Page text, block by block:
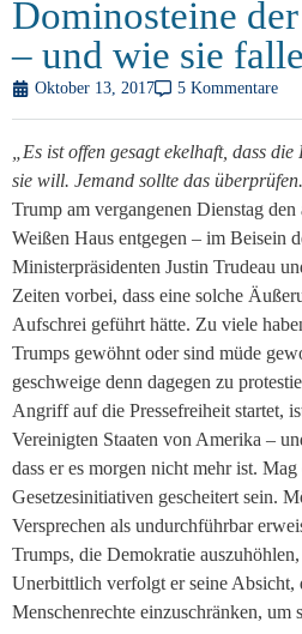
Dominosteine
– und wie sie
Oktober 13, 2017 5 Kommentare
„Es ist offen gesagt ekelhaft, dass
sie will. Jemand sollte das
Trump am vergangenen Dienstag
Weißen Haus entgegen – im Beisein
Ministerpräsidenten Justin Trudeau
Zeiten vorbei, dass eine solche
Aufschrei geführt hätte. Zu viele
Trumps gewöhnt oder sind müde
geschweige denn dagegen zu
Angriff auf die Pressefreiheit startet,
Vereinigten Staaten von Amerika –
dass er es morgen nicht mehr ist.
Gesetzesinitiativen gescheitert sein.
Versprechen als undurchführbar
Trumps, die Demokratie
Unerbittlich verfolgt er seine Absicht,
Menschenrechte einzuschränken, um